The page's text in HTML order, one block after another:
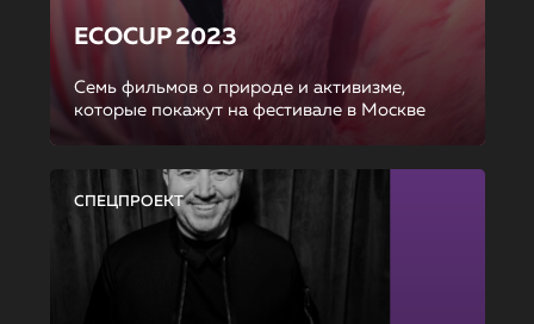
ECOCUP 2023
Семь фильмов о природе и активизме,
которые покажут на фестивале в Москве
СПЕЦПРОЕКТ